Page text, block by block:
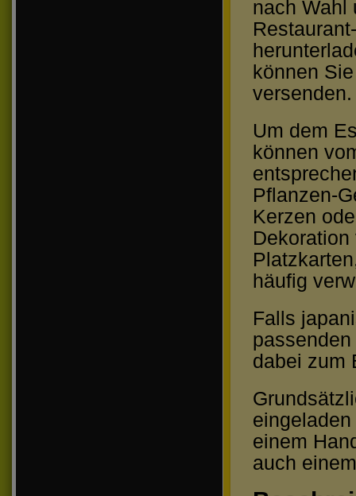
nach Wahl
können
versenden.
Um dem
können
Pflanzen-
Kerzen
häufig
Falls
dabei zum
einem
auch